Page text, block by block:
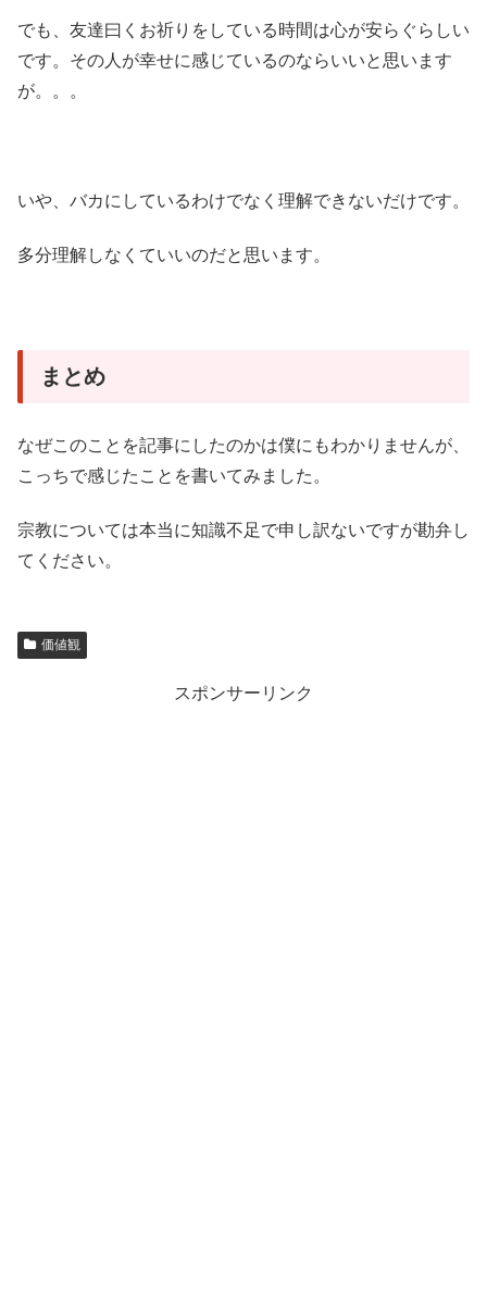
でも、友達曰くお祈りをしている時間は心が安らぐらしい
です。その人が幸せに感じているのならいいと思います
が。。。
いや、バカにしているわけでなく理解できないだけです。
多分理解しなくていいのだと思います。
まとめ
なぜこのことを記事にしたのかは僕にもわかりませんが、
こっちで感じたことを書いてみました。
宗教については本当に知識不足で申し訳ないですが勘弁し
てください。
価値観
スポンサーリンク